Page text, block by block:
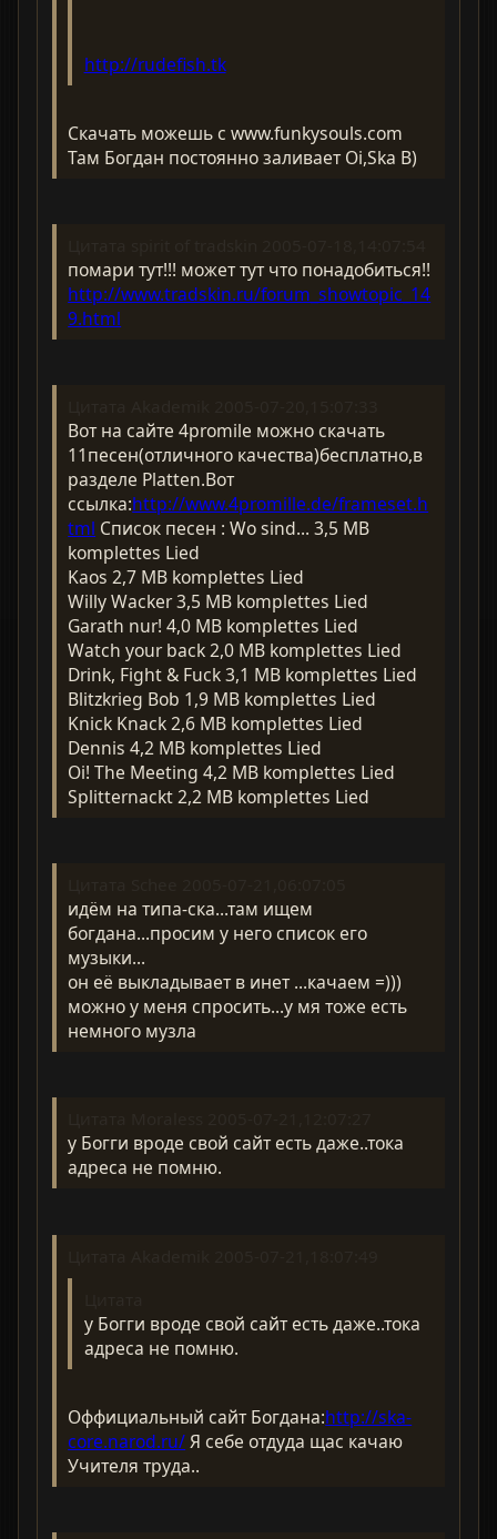
http://rudefish.tk
Скачать можешь с www.funkysouls.com
Там Богдан постоянно заливает Oi,Ska B)
помари тут!!! может тут что понадобиться!!
http://www.tradskin.ru/forum_showtopic_14
9.html
Вот на сайте 4promile можно скачать
11песен(отличного качества)бесплатно,в
разделе Platten.Вот
ссылка:http://www.4promille.de/frameset.h
tml Cписок песен : Wo sind... 3,5 MB
komplettes Lied
Kaos 2,7 MB komplettes Lied
Willy Wacker 3,5 MB komplettes Lied
Garath nur! 4,0 MB komplettes Lied
Watch your back 2,0 MB komplettes Lied
Drink, Fight & Fuck 3,1 MB komplettes Lied
Blitzkrieg Bob 1,9 MB komplettes Lied
Knick Knack 2,6 MB komplettes Lied
Dennis 4,2 MB komplettes Lied
Oi! The Meeting 4,2 MB komplettes Lied
Splitternackt 2,2 MB komplettes Lied
идём на типа-ска...там ищем
богдана...просим у него список его
музыки...
он её выкладывает в инет ...качаем =)))
можно у меня спросить...у мя тоже есть
немного музла
у Богги вроде свой сайт есть даже..тока
адреса не помню.
у Богги вроде свой сайт есть даже..тока
адреса не помню.
Оффициальный сайт Богдана:http://ska-
core.narod.ru/Я себе отдуда щас качаю
Учителя труда..